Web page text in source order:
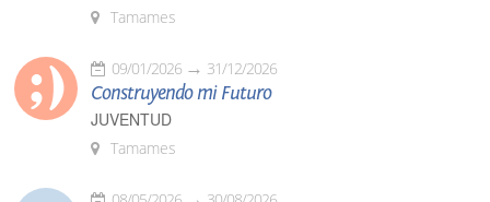
Tamames
09/01/2026 31/12/2026
Construyendo mi Futuro
JUVENTUD
Tamames